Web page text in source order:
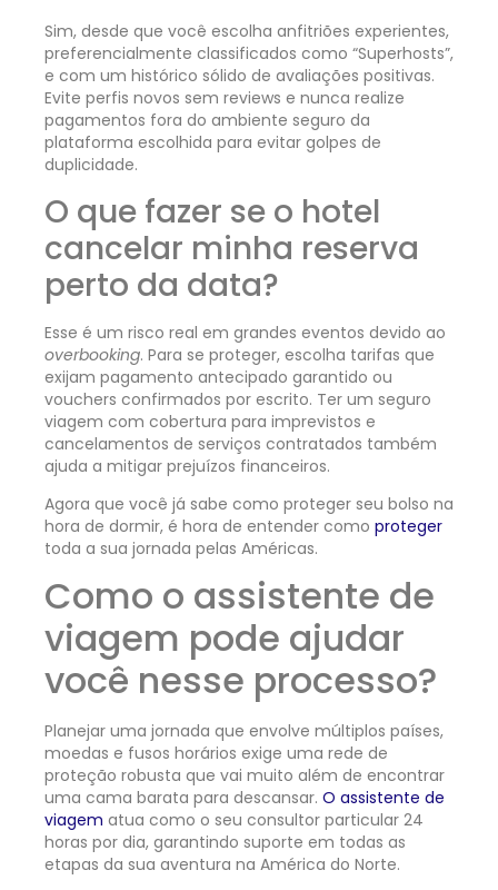
Sim, desde que você escolha anfitriões experientes,
preferencialmente classificados como “Superhosts”,
e com um histórico sólido de avaliações positivas.
Evite perfis novos sem reviews e nunca realize
pagamentos fora do ambiente seguro da
plataforma escolhida para evitar golpes de
duplicidade.
O que fazer se o hotel
cancelar minha reserva
perto da data?
Esse é um risco real em grandes eventos devido ao
overbooking. Para se proteger, escolha tarifas que
exijam pagamento antecipado garantido ou
vouchers confirmados por escrito. Ter um seguro
viagem com cobertura para imprevistos e
cancelamentos de serviços contratados também
ajuda a mitigar prejuízos financeiros.
Agora que você já sabe como proteger seu bolso na
hora de dormir, é hora de entender como proteger
toda a sua jornada pelas Américas.
Como o assistente de
viagem pode ajudar
você nesse processo?
Planejar uma jornada que envolve múltiplos países,
moedas e fusos horários exige uma rede de
proteção robusta que vai muito além de encontrar
uma cama barata para descansar. O assistente de
viagem atua como o seu consultor particular 24
horas por dia, garantindo suporte em todas as
etapas da sua aventura na América do Norte.